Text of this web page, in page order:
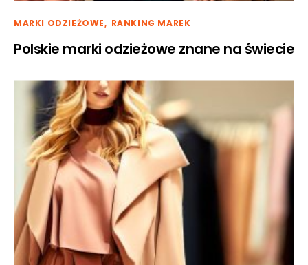
MARKI ODZIEŻOWE RANKING MAREK
Polskie marki odzieżowe znane na świecie